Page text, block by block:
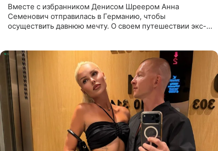
Вместе с избранником Денисом Шреером Анна
Семенович отправилась в Германию, чтобы
осуществить давнюю мечту. О своем путешествии экс-